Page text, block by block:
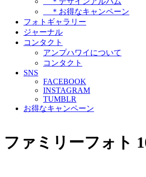
＊お得なキャンペーン
フォトギャラリー
ジャーナル
コンタクト
アンプハワイについて
コンタクト
SNS
FACEBOOK
INSTAGRAM
TUMBLR
お得なキャンペーン
ファミリーフォト